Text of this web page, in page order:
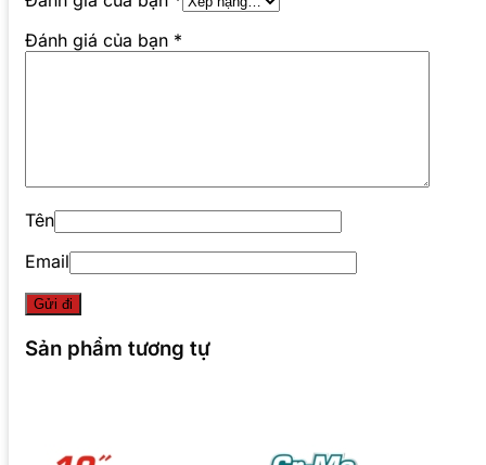
Đánh giá của bạn *
Tên
Email
Sản phẩm tương tự